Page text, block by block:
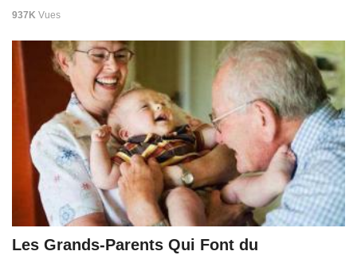
937K Vues
Les Grands-Parents Qui Font du